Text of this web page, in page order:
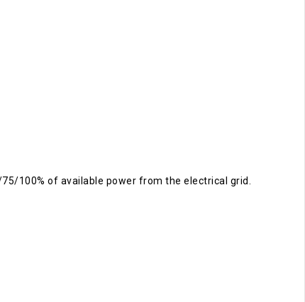
100% of available power from the electrical grid.